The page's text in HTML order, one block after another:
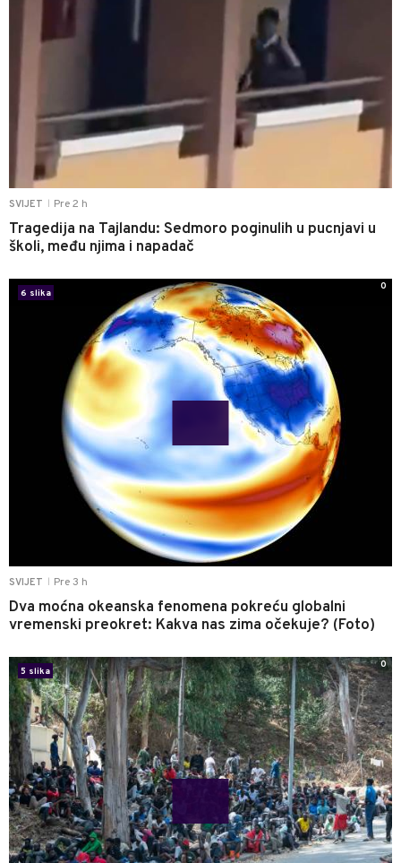
SVIJET Pre 2 h
Tragedija na Tajlandu: Sedmoro poginulih u pucnjavi u
školi, među njima i napadač
SVIJET Pre 3 h
Dva moćna okeanska fenomena pokreću globalni
vremenski preokret: Kakva nas zima očekuje? (Foto)
6 slika
0
5 slika
0